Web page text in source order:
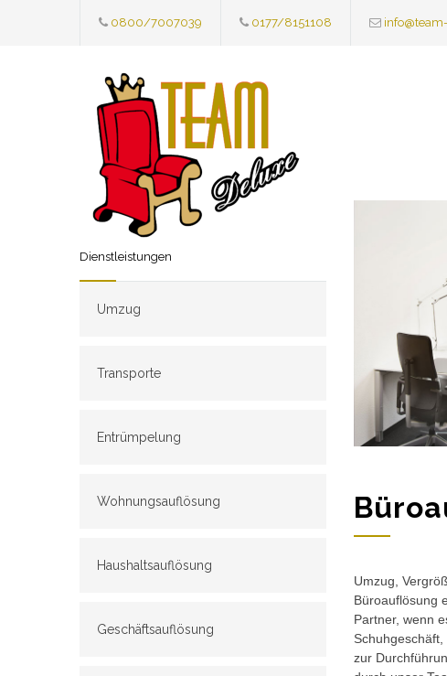
0800/7007039 0177/8151108
Dienstleistungen
Umzug
Transporte
Entrümpelung
Wohnungsauflösung
Haushaltsauflösung
Geschäftsauflösung
Umzug,
Büroauflösung
Partner, wenn
zur